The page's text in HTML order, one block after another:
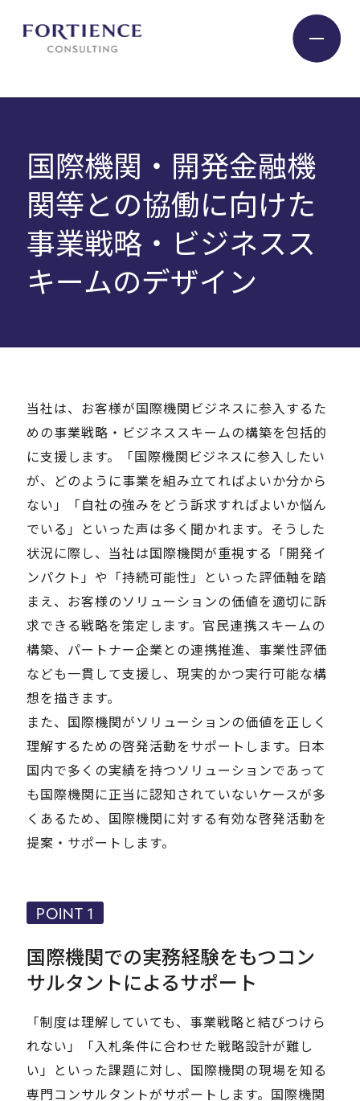
Service
Insight
Expert
Company
Careers
News
EN
JP
サイト内検索
Contact
国際機関・開発金融機
関等との協働に向けた
事業戦略・ビジネスス
キームのデザイン
当社は、お客様が国際機関ビジネスに参入するた
めの事業戦略・ビジネススキームの構築を包括的
に支援します。「国際機関ビジネスに参入したい
が、どのように事業を組み立てればよいか分から
ない」「自社の強みをどう訴求すればよいか悩ん
でいる」といった声は多く聞かれます。そうした
状況に際し、当社は国際機関が重視する「開発イ
ンパクト」や「持続可能性」といった評価軸を踏
まえ、お客様のソリューションの価値を適切に訴
求できる戦略を策定します。官民連携スキームの
構築、パートナー企業との連携推進、事業性評価
なども一貫して支援し、現実的かつ実行可能な構
想を描きます。
また、国際機関がソリューションの価値を正しく
理解するための啓発活動をサポートします。日本
国内で多くの実績を持つソリューションであって
も国際機関に正当に認知されていないケースが多
くあるため、国際機関に対する有効な啓発活動を
提案・サポートします。
国際機関での実務経験をもつコン
サルタントによるサポート
POINT 1
「制度は理解していても、事業戦略と結びつけら
れない」「入札条件に合わせた戦略設計が難し
い」といった課題に対し、国際機関の現場を知る
専門コンサルタントがサポートします。国際機関